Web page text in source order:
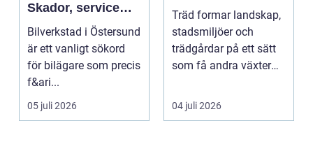
Skador, service
och smarta val för
din bil
Bilverkstad i Östersund
är ett vanligt sökord
för bilägare som precis
f&ari...
05 juli 2026
Träd formar landskap,
stadsmiljöer och
trädgårdar på ett sätt
som få andra växter
04 juli 2026